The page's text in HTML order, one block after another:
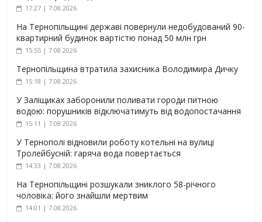
17:27 | 7.08.2026
На Тернопільщині державі повернули недобудований 90-
квартирний будинок вартістю понад 50 млн грн
15:55 | 7.08.2026
Тернопільщина втратила захисника Володимира Дичку
15:18 | 7.08.2026
У Заліщиках заборонили поливати городи питною
водою: порушників відключатимуть від водопостачання
15:11 | 7.08.2026
У Тернополі відновили роботу котельні на вулиці
Тролейбусній: гаряча вода повертається
14:33 | 7.08.2026
На Тернопільщині розшукали зниклого 58-річного
чоловіка: його знайшли мертвим
14:01 | 7.08.2026